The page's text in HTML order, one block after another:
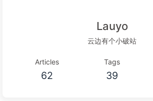
Lauyo
云边有个小破站
Articles
62
Tags
39